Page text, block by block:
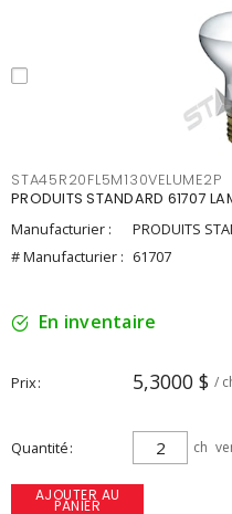
STA45R20FL5M130VELUME2P
PRODUITS STANDARD 61707
Manufacturier :
PRODUITS
# Manufacturier : 61707
En inventaire
Prix 5,3000 $ /
Quantité ch
AJOUTER AU
PANIER